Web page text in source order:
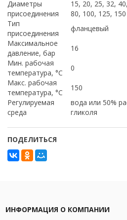
Диаметры
присоединения
15, 20, 25, 32,
80, 100, 125, 150
Тип
присоединения
фланцевый
Максимальное
давление, бар
16
Мин. рабочая
температура, °C
0
Макс. рабочая
температура, °C
150
Регулируемая
среда
вода или 50%
гликоля
ПОДЕЛИТЬСЯ
ИНФОРМАЦИЯ О КОМПАНИИ